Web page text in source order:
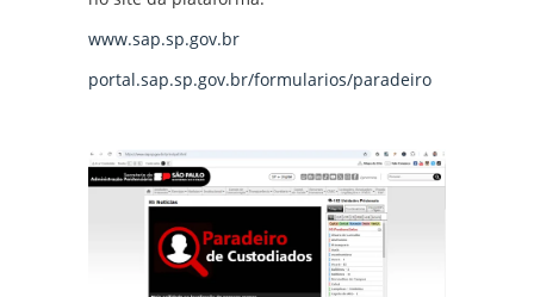
www.sap.sp.gov.br
portal.sap.sp.gov.br/formularios/paradeiro